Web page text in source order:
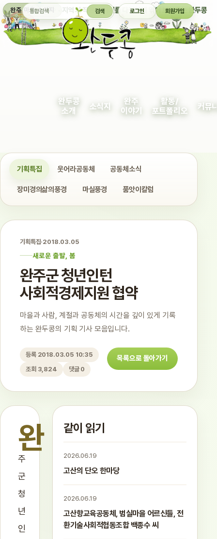
완주 마을 소식지 지역의 작은 이야기를 다정하게 엮어 보여주는 완두콩
통합검색 검색 로그인 회원가입
완두콩
소개
소식지
완주
이야기
활동/
포트폴리오
커뮤
기획특집 웃어라공동체 공동체소식
장미경의삶의풍경 마실풍경 품앗이칼럼
기획특집·2018.03.05
새로운 출발, 봄
완주군 청년인턴
사회적경제지원 협약
마을과 사람, 계절과 공동체의 시간을 깊이 있게 기록
하는 완두콩의 기획 기사 모음입니다.
등록 2018.03.05 10:35
조회 3,824
댓글 0
목록으로 돌아가기
완
주
군
청
년
인
같이 읽기
2026.06.19
고산의 단오 한마당
2026.06.19
고산향교육공동체, 범실마을 어르신들, 전
환기술사회적협동조합 백종수 씨